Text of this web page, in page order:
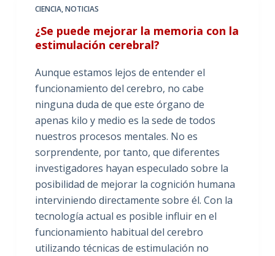
CIENCIA,NOTICIAS
¿Se puede mejorar la memoria con la
estimulación cerebral?
Aunque estamos lejos de entender el
funcionamiento del cerebro, no cabe
ninguna duda de que este órgano de
apenas kilo y medio es la sede de todos
nuestros procesos mentales. No es
sorprendente, por tanto, que diferentes
investigadores hayan especulado sobre la
posibilidad de mejorar la cognición humana
interviniendo directamente sobre él. Con la
tecnología actual es posible influir en el
funcionamiento habitual del cerebro
utilizando técnicas de estimulación no